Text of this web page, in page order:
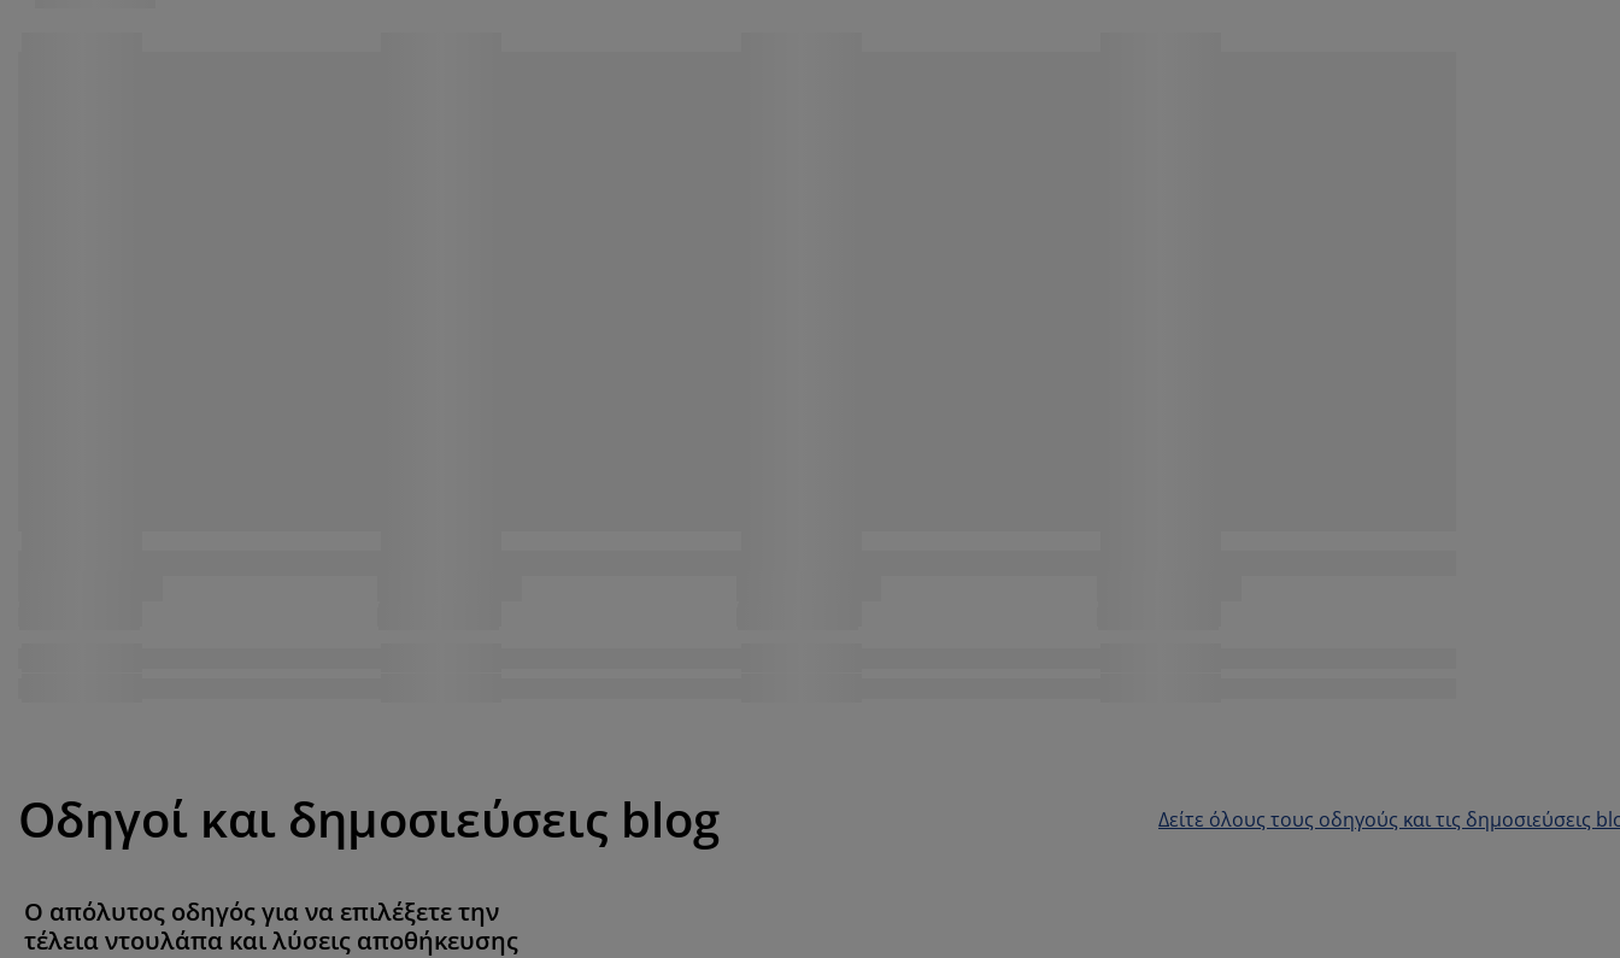
Οδηγοί και δημοσιεύσεις blog Δείτε όλους τους οδηγούς και τις δημοσιεύσεις
O απόλυτος οδηγός για να επιλέξετε την
τέλεια ντουλάπα και λύσεις αποθήκευσης